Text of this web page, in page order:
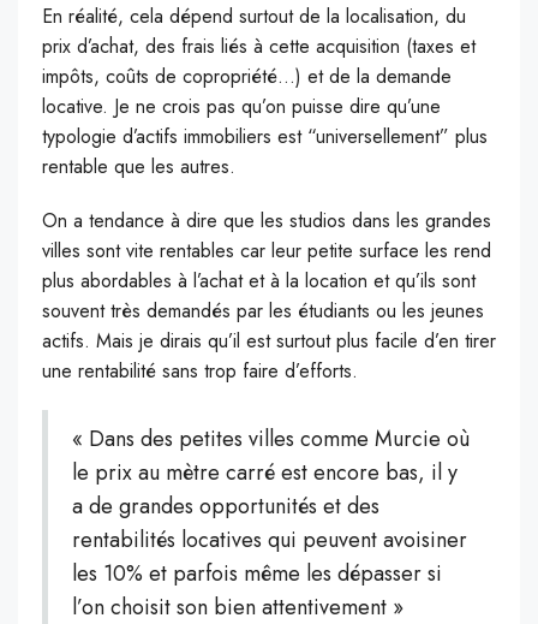
En réalité, cela dépend surtout de la localisation, du
prix d’achat, des frais liés à cette acquisition (taxes et
impôts, coûts de copropriété…) et de la demande
locative. Je ne crois pas qu’on puisse dire qu’une
typologie d’actifs immobiliers est “universellement” plus
rentable que les autres.
On a tendance à dire que les studios dans les grandes
villes sont vite rentables car leur petite surface les rend
plus abordables à l’achat et à la location et qu’ils sont
souvent très demandés par les étudiants ou les jeunes
actifs. Mais je dirais qu’il est surtout plus facile d’en tirer
une rentabilité sans trop faire d’efforts.
« Dans des petites villes comme Murcie où
le prix au mètre carré est encore bas, il y
a de grandes opportunités et des
rentabilités locatives qui peuvent avoisiner
les 10% et parfois même les dépasser si
l’on choisit son bien attentivement »